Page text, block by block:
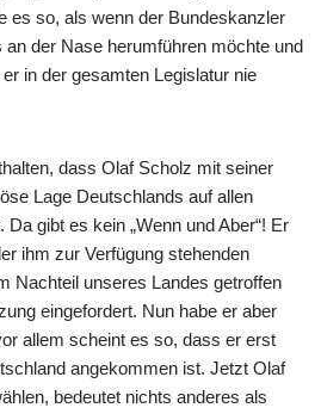
es so, als wenn der Bundeskanzler
der Nase herumführen möchte und
in der gesamten Legislatur nie
dass Olaf Scholz mit seiner
Lage Deutschlands auf allen
gibt es kein „Wenn und Aber“! Er
ihm zur Verfügung stehenden
Nachteil unseres Landes getroffen
eingefordert. Nun habe er aber
allem scheint es so, dass er erst
angekommen ist. Jetzt Olaf
bedeutet nichts anderes als